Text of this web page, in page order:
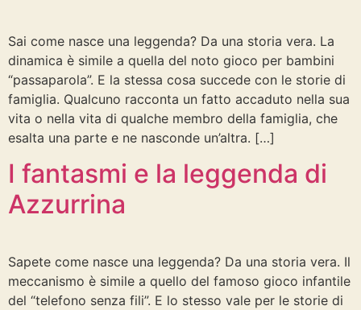
Sai come nasce una leggenda? Da una storia vera. La
dinamica è simile a quella del noto gioco per bambini
“passaparola”. E la stessa cosa succede con le storie di
famiglia. Qualcuno racconta un fatto accaduto nella sua
vita o nella vita di qualche membro della famiglia, che
esalta una parte e ne nasconde un’altra. […]
I fantasmi e la leggenda di
Azzurrina
Sapete come nasce una leggenda? Da una storia vera. Il
meccanismo è simile a quello del famoso gioco infantile
del “telefono senza fili”. E lo stesso vale per le storie di